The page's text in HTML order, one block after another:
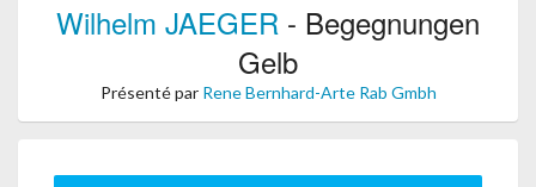
Wilhelm JAEGER - Begegnungen
Gelb
Présenté par Rene Bernhard-Arte Rab Gmbh